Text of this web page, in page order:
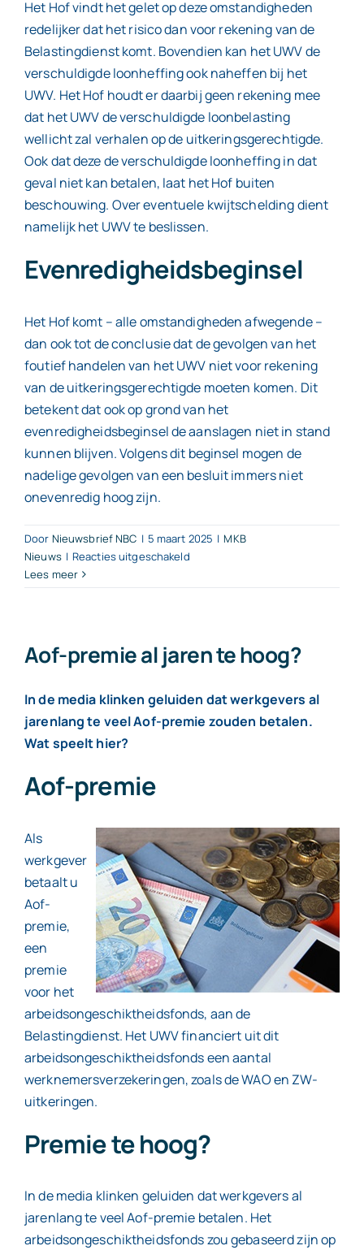
Het Hof vindt het gelet op deze omstandigheden
redelijker dat het risico dan voor rekening van de
Belastingdienst komt. Bovendien kan het UWV de
verschuldigde loonheffing ook naheffen bij het
UWV. Het Hof houdt er daarbij geen rekening mee
dat het UWV de verschuldigde loonbelasting
wellicht zal verhalen op de uitkeringsgerechtigde.
Ook dat deze de verschuldigde loonheffing in dat
geval niet kan betalen, laat het Hof buiten
beschouwing. Over eventuele kwijtschelding dient
namelijk het UWV te beslissen.
Evenredigheidsbeginsel
Het Hof komt – alle omstandigheden afwegende –
dan ook tot de conclusie dat de gevolgen van het
foutief handelen van het UWV niet voor rekening
van de uitkeringsgerechtigde moeten komen. Dit
betekent dat ook op grond van het
evenredigheidsbeginsel de aanslagen niet in stand
kunnen blijven. Volgens dit beginsel mogen de
nadelige gevolgen van een besluit immers niet
onevenredig hoog zijn.
Door Nieuwsbrief NBC | 5 maart 2025 | MKB
Nieuws | Reacties uitgeschakeldvoor
rekening
uitkeringsgerechtigde
Lees meer
Aof-premie al jaren te hoog?
In de media klinken geluiden dat werkgevers al
jarenlang te veel Aof-premie zouden betalen.
Wat speelt hier?
Aof-premie
Als
werkgever
betaalt u
Aof-
premie,
een
premie
voor het
arbeidsongeschiktheidsfonds, aan de
Belastingdienst. Het UWV financiert uit dit
arbeidsongeschiktheidsfonds een aantal
werknemersverzekeringen, zoals de WAO en ZW-
uitkeringen.
Premie te hoog?
In de media klinken geluiden dat werkgevers al
jarenlang te veel Aof-premie betalen. Het
arbeidsongeschiktheidsfonds zou gebaseerd zijn op